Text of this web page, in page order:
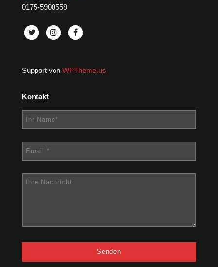
0175-5908559
Support von WPTheme.us
Kontakt